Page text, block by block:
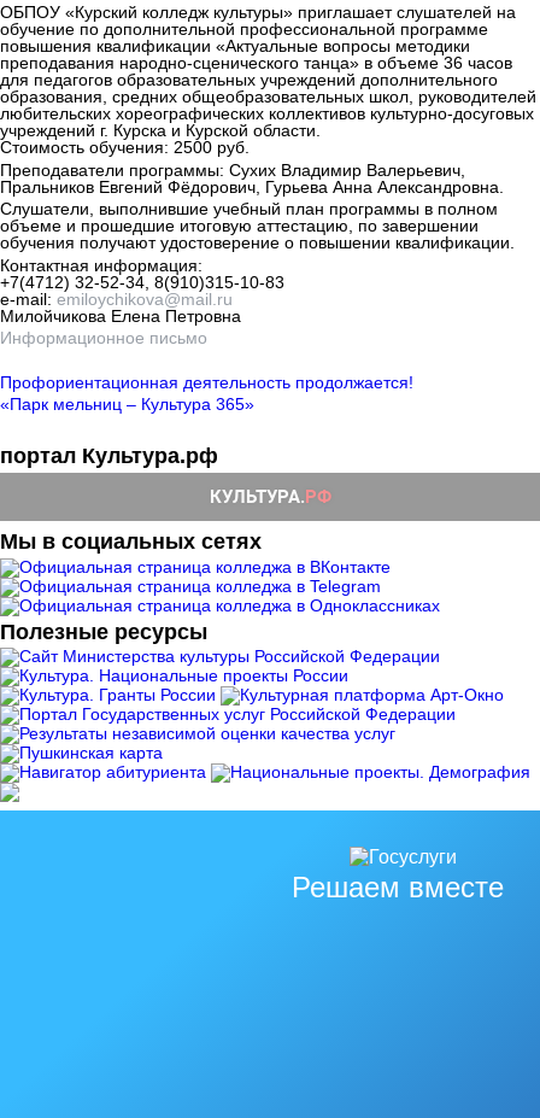
ОБПОУ «Курский колледж культуры» приглашает слушателей на
обучение по дополнительной профессиональной программе
повышения квалификации «Актуальные вопросы методики
преподавания народно-сценического танца» в объеме 36 часов
для педагогов образовательных учреждений дополнительного
образования, средних общеобразовательных школ, руководителей
любительских хореографических коллективов культурно-досуговых
учреждений г. Курска и Курской области.
Стоимость обучения: 2500 руб.
Преподаватели программы: Сухих Владимир Валерьевич,
Пральников Евгений Фёдорович, Гурьева Анна Александровна.
Слушатели, выполнившие учебный план программы в полном
объеме и прошедшие итоговую аттестацию, по завершении
обучения получают удостоверение о повышении квалификации.
Контактная информация:
+7(4712) 32-52-34, 8(910)315-10-83
e-mail: emiloychikova@mail.ru
Милойчикова Елена Петровна
Информационное письмо
Профориентационная деятельность продолжается!
«Парк мельниц – Культура 365»
портал Культура.рф
Мы в социальных сетях
Полезные ресурсы
Решаем вместе